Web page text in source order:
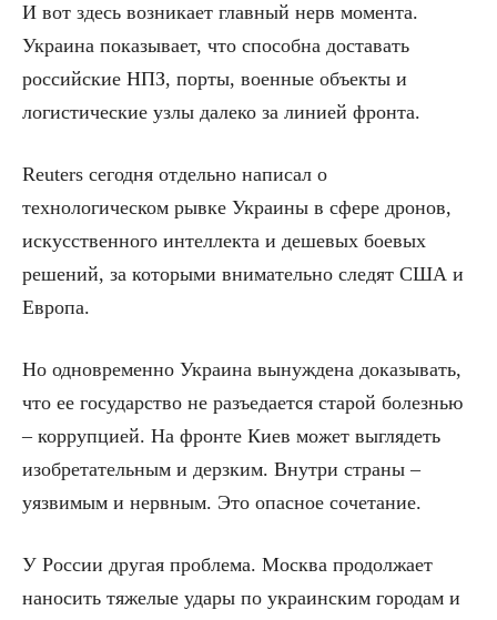
И вот здесь возникает главный нерв момента.
Украина показывает, что способна доставать
российские НПЗ, порты, военные объекты и
логистические узлы далеко за линией фронта.
Reuters сегодня отдельно написал о
технологическом рывке Украины в сфере дронов,
искусственного интеллекта и дешевых боевых
решений, за которыми внимательно следят США и
Европа.
Но одновременно Украина вынуждена доказывать,
что ее государство не разъедается старой болезнью
– коррупцией. На фронте Киев может выглядеть
изобретательным и дерзким. Внутри страны –
уязвимым и нервным. Это опасное сочетание.
У России другая проблема. Москва продолжает
наносить тяжелые удары по украинским городам и